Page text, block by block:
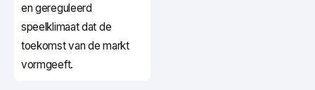
en gereguleerd
speelklimaat dat de
toekomst van de markt
vormgeeft.